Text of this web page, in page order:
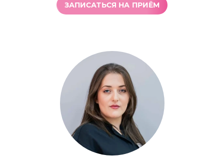
ЗАПИСАТЬСЯ НА ПРИЁМ